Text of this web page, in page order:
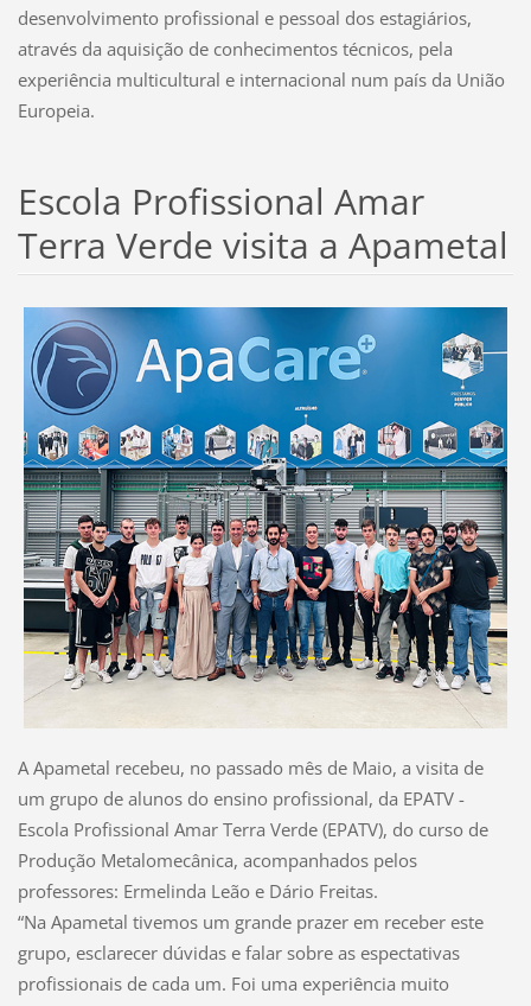
desenvolvimento profissional e pessoal dos estagiários,
através da aquisição de conhecimentos técnicos, pela
experiência multicultural e internacional num país da União
Europeia.
Escola Profissional Amar
Terra Verde visita a Apametal
A Apametal recebeu, no passado mês de Maio, a visita de
um grupo de alunos do ensino profissional, da EPATV -
Escola Profissional Amar Terra Verde (EPATV), do curso de
Produção Metalomecânica, acompanhados pelos
professores: Ermelinda Leão e Dário Freitas.
“Na Apametal tivemos um grande prazer em receber este
grupo, esclarecer dúvidas e falar sobre as espectativas
profissionais de cada um. Foi uma experiência muito